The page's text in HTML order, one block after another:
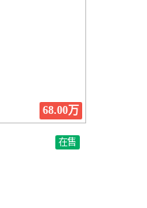
68.00万
在售